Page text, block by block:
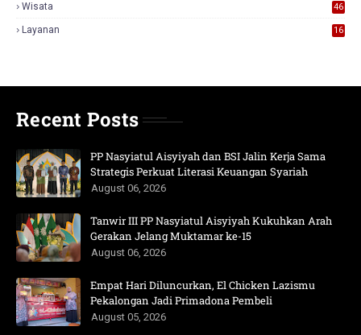
Wisata 46
Layanan 16
Recent Posts
PP Nasyiatul Aisyiyah dan BSI Jalin Kerja Sama
Strategis Perkuat Literasi Keuangan Syariah
August 06, 2026
Tanwir III PP Nasyiatul Aisyiyah Kukuhkan Arah
Gerakan Jelang Muktamar ke-15
August 06, 2026
Empat Hari Diluncurkan, El Chicken Lazismu
Pekalongan Jadi Primadona Pembeli
August 05, 2026